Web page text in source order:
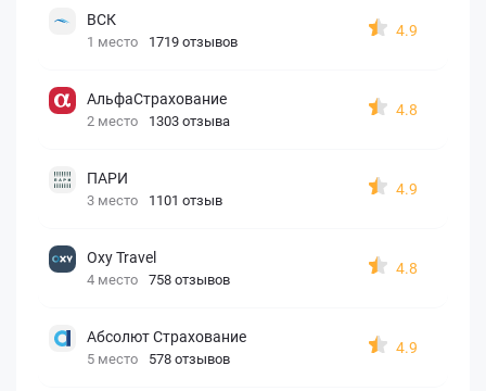
ВСК
1 место 1719 отзывов
4.9
АльфаСтрахование
2 место 1303 отзыва
4.8
ПАРИ
3 место 1101 отзыв
4.9
Oxy Travel
4 место 758 отзывов
4.8
Абсолют Страхование
5 место 578 отзывов
4.9